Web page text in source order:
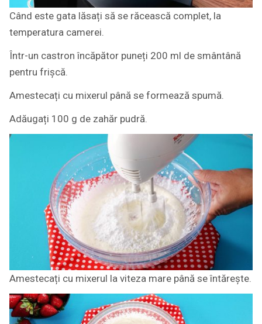
Când este gata lăsați să se răcească complet, la
temperatura camerei.
Într-un castron încăpător puneți 200 ml de smântână
pentru frișcă.
Amestecați cu mixerul până se formează spumă.
Adăugați 100 g de zahăr pudră.
Amestecați cu mixerul la viteza mare până se întărește.